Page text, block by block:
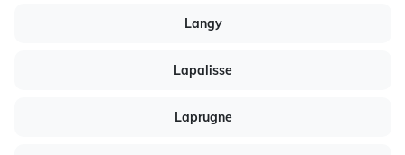
Langy
Lapalisse
Laprugne